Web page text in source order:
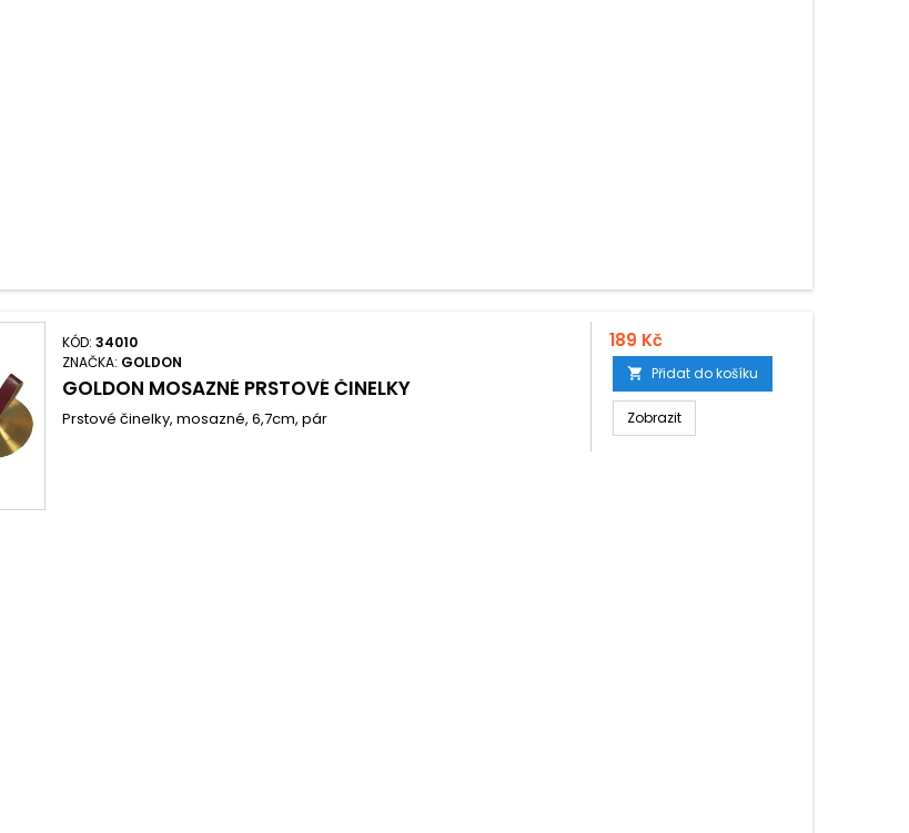
KÓD:34010
ZNAČKA: GOLDON
GOLDON MOSAZNÉ PRSTOVÉ ČINELKY
Prstové činelky, mosazné, 6,7cm, pár
189 Kč
 Přidat do košíku
Zobrazit